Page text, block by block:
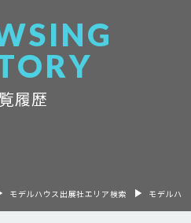
履歴
モデルハウス出展社エリア検索 モデルハ